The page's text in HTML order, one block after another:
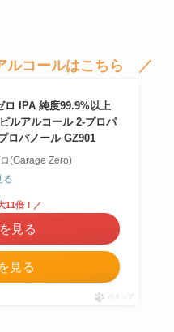
ルコールはこちら ／
ロ IPA 純度99.9%以上
ルアルコール 2-プロパ
ロパノール GZ901
(Garage Zero)
る
見る
11倍！／
見る
ポチップ